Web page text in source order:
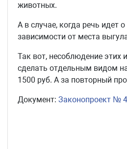
животных.
А в случае, когда речь идет
зависимости от места
Так вот, несоблюдение
сделать отдельным видом
1500 руб. А за повторный
Документ: Законопроект №